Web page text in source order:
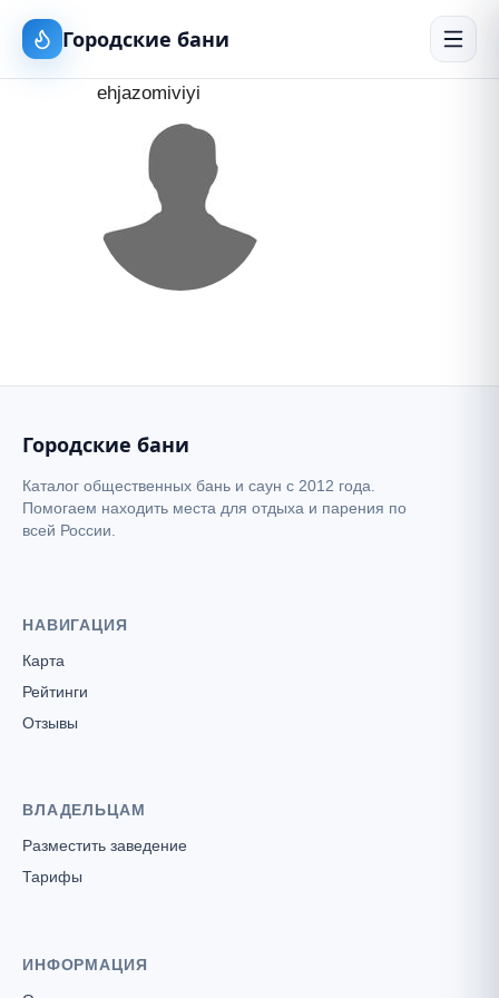
Городские бани
ehjazomiviyi
Городские бани
Каталог общественных бань и саун с 2012 года.
Помогаем находить места для отдыха и парения по
всей России.
НАВИГАЦИЯ
Карта
Рейтинги
Отзывы
ВЛАДЕЛЬЦАМ
Разместить заведение
Тарифы
ИНФОРМАЦИЯ